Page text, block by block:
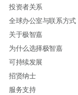
投资者关系
全球办公室与联系方式
关于极智嘉
为什么选择极智嘉
可持续发展
招贤纳士
服务支持